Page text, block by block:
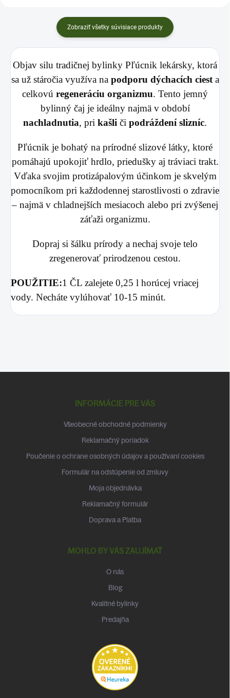
Zobraziť všetky súvisiace produkty
Objav silu tradičnej bylinky Pľúcnik lekársky, ktorá
sa už stáročia využíva na podporu dýchacích ciesta
celkovú regeneráciu organizmu. Tento jemný
bylinný čaj je ideálny najmä v období
nachladnutia, pri kašli či podráždení slizníc.
Pľúcnik je bohatý na prírodné slizové látky, ktoré
pomáhajú upokojiť hrdlo, priedušky aj tráviaci trakt.
Vďaka svojim protizápalovým účinkom je skvelým
pomocníkom pri každodennej starostlivosti o zdravie
– najmä v chladnejších mesiacoch alebo pri zvýšenej
záťaži organizmu.
Dopraj si šálku prírody a nechaj svoje telo
zregenerovať prirodzenou cestou.
POUŽITIE:1 ČL zalejete 0,25 l horúcej vriacej
vody. Necháte vylúhovať 10-15 minút.
INFORMÁCIE PRE VÁS
Všeobecné obchodné podmienky
Reklamačný poriadok
Poučenie o ochrane osobných údajov a používaní cookies
Formulár na odstúpenie od zmluvy
Moja objednávka
Reklamačný formulár
Doprava a Platba
MOHLO BY VÁS ZAUJÍMAŤ
O nás
Blog
Kvalitné bylinky
Predajňa